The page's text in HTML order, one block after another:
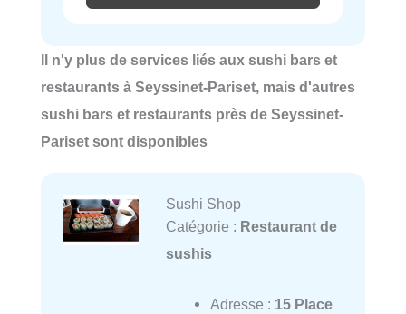
Il n'y plus de services liés aux sushi bars et
restaurants à Seyssinet-Pariset, mais d'autres
sushi bars et restaurants près de Seyssinet-
Pariset sont disponibles
Sushi Shop
Catégorie : Restaurant de
sushis
Adresse : 15 Place